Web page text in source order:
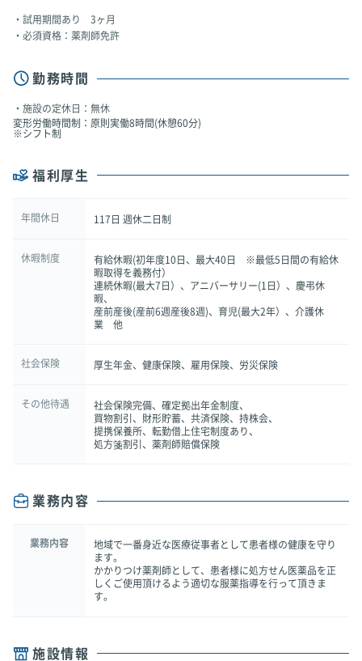
試用期間あり 3ヶ月
必須資格：薬剤師免許
勤務時間
施設の定休日：無休
変形労働時間制：原則実働8時間(休憩60分)
※シフト制
福利厚生
年間休日 117日 週休二日制
休暇制度
有給休暇(初年度10日、最大40日 ※最低5日間の有給休
暇取得を義務付）
連続休暇(最大7日）、アニバーサリー(1日）、慶弔休
暇、
産前産後(産前6週産後8週)、育児(最大2年）、介護休
業 他
社会保険 厚生年金、健康保険、雇用保険、労災保険
その他待遇
社会保険完備、確定拠出年金制度、
買物割引、財形貯蓄、共済保険、持株会、
提携保養所、転勤借上住宅制度あり、
処方箋割引、薬剤師賠償保険
業務内容
業務内容
地域で一番身近な医療従事者として患者様の健康を守り
ます。
かかりつけ薬剤師として、患者様に処方せん医薬品を正
しくご使用頂けるよう適切な服薬指導を行って頂きま
す。
施設情報